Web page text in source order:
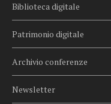
Biblioteca digitale
Patrimonio digitale
Archivio conferenze
Newsletter